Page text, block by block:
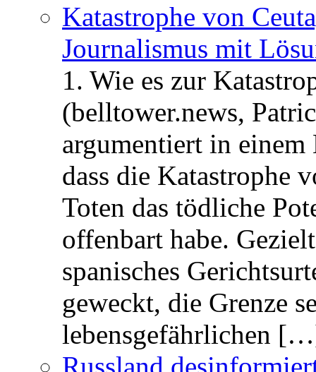
Katastrophe von
Journalismus mit
1. Wie es zur
(belltower.news,
argumentiert in
dass die Katastrophe
Toten das tödliche
offenbart habe.
spanisches
geweckt, die Grenze
lebensgefährlichen
Russland